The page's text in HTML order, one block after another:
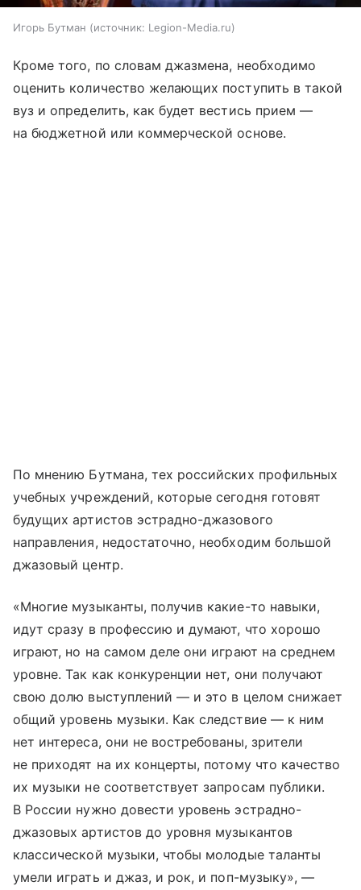
Игорь Бутман источник: Legion-Media.ru
Кроме того, по словам джазмена, необходимо
оценить количество желающих поступить в такой
вуз и определить, как будет вестись прием —
на бюджетной или коммерческой основе.
По мнению Бутмана, тех российских профильных
учебных учреждений, которые сегодня готовят
будущих артистов эстрадно-джазового
направления, недостаточно, необходим большой
джазовый центр.
«Многие музыканты, получив какие-то навыки,
идут сразу в профессию и думают, что хорошо
играют, но на самом деле они играют на среднем
уровне. Так как конкуренции нет, они получают
свою долю выступлений — и это в целом снижает
общий уровень музыки. Как следствие — к ним
нет интереса, они не востребованы, зрители
не приходят на их концерты, потому что качество
их музыки не соответствует запросам публики.
В России нужно довести уровень эстрадно-
джазовых артистов до уровня музыкантов
классической музыки, чтобы молодые таланты
умели играть и джаз, и рок, и поп-музыку», —